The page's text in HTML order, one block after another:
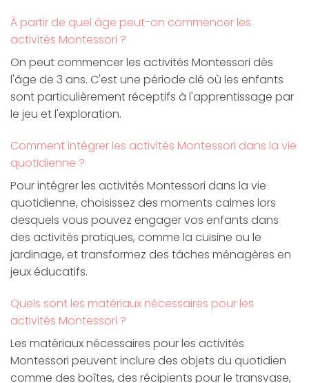
À partir de quel âge peut-on commencer les
activités Montessori ?
On peut commencer les activités Montessori dès
l'âge de 3 ans. C'est une période clé où les enfants
sont particulièrement réceptifs à l'apprentissage par
le jeu et l'exploration.
Comment intégrer les activités Montessori dans la vie
quotidienne ?
Pour intégrer les activités Montessori dans la vie
quotidienne, choisissez des moments calmes lors
desquels vous pouvez engager vos enfants dans
des activités pratiques, comme la cuisine ou le
jardinage, et transformez des tâches ménagères en
jeux éducatifs.
Quels sont les matériaux nécessaires pour les
activités Montessori ?
Les matériaux nécessaires pour les activités
Montessori peuvent inclure des objets du quotidien
comme des boîtes, des récipients pour le transvase,